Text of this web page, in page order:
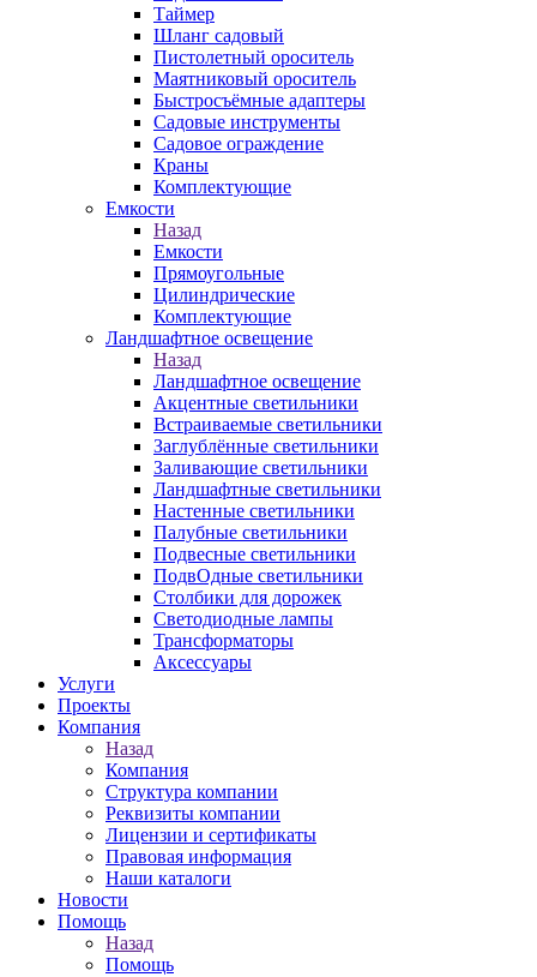
Таймер
Шланг садовый
Пистолетный ороситель
Маятниковый ороситель
Быстросъёмные адаптеры
Садовые инструменты
Садовое ограждение
Краны
Комплектующие
Емкости
Назад
Емкости
Прямоугольные
Цилиндрические
Комплектующие
Ландшафтное освещение
Назад
Ландшафтное освещение
Акцентные светильники
Встраиваемые светильники
Заглублённые светильники
Заливающие светильники
Ландшафтные светильники
Настенные светильники
Палубные светильники
Подвесные светильники
ПодвОдные светильники
Столбики для дорожек
Светодиодные лампы
Трансформаторы
Аксессуары
Услуги
Проекты
Компания
Назад
Компания
Структура компании
Реквизиты компании
Лицензии и сертификаты
Правовая информация
Наши каталоги
Новости
Помощь
Назад
Помощь